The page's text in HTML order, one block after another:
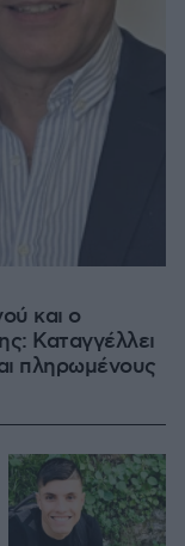
και ο
Καταγγέλλει
πληρωμένους